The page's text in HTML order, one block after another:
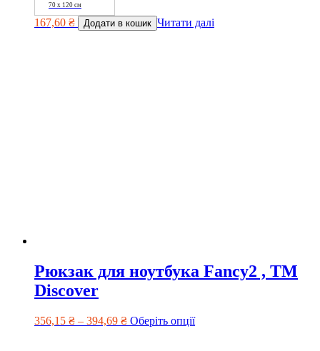
70 х 120 см
167,60 ₴ Додати в кошик Читати далі
Рюкзак для ноутбука Fancy2 , ТМ
Discover
356,15 ₴ – 394,69 ₴ Оберіть опції